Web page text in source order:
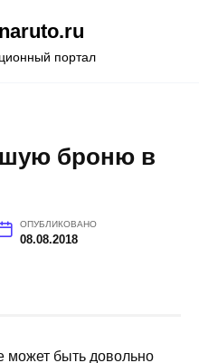
портал
броню в
ОПУБЛИКОВАНО
08.08.2018
может быть довольно